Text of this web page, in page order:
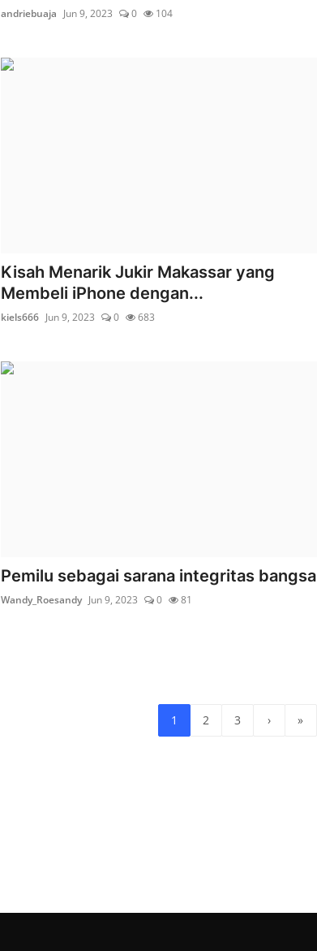
andriebuaja Jun 9, 2023 0 104
Kisah Menarik Jukir Makassar yang
Membeli iPhone dengan...
kiels666 Jun 9, 2023 0 683
Pemilu sebagai sarana integritas bangsa
Wandy_Roesandy Jun 9, 2023 0 81
1 2 3 › »